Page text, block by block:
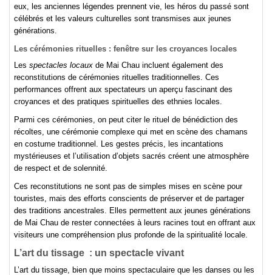
eux, les anciennes légendes prennent vie, les héros du passé sont
célébrés et les valeurs culturelles sont transmises aux jeunes
générations.
Les cérémonies rituelles : fenêtre sur les croyances locales
Les spectacles locaux de Mai Chau incluent également des
reconstitutions de cérémonies rituelles traditionnelles. Ces
performances offrent aux spectateurs un aperçu fascinant des
croyances et des pratiques spirituelles des ethnies locales.
Parmi ces cérémonies, on peut citer le rituel de bénédiction des
récoltes, une cérémonie complexe qui met en scène des chamans
en costume traditionnel. Les gestes précis, les incantations
mystérieuses et l’utilisation d’objets sacrés créent une atmosphère
de respect et de solennité.
Ces reconstitutions ne sont pas de simples mises en scène pour
touristes, mais des efforts conscients de préserver et de partager
des traditions ancestrales. Elles permettent aux jeunes générations
de Mai Chau de rester connectées à leurs racines tout en offrant aux
visiteurs une compréhension plus profonde de la spiritualité locale.
L’art du tissage : un spectacle vivant
L’art du tissage, bien que moins spectaculaire que les danses ou les